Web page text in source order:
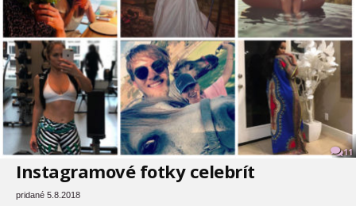
11
Instagramové fotky celebrít
pridané 5.8.2018